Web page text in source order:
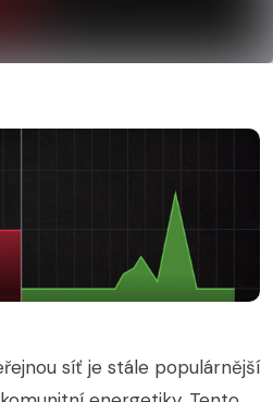
síť je stále populárnější